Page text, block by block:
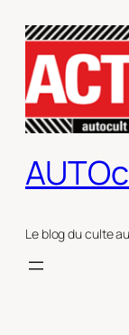
contenu
Le blog du culte